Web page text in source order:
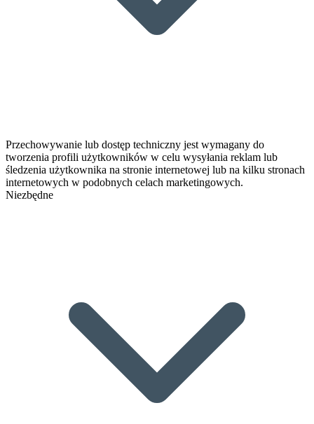
Przechowywanie lub dostęp techniczny jest wymagany do
tworzenia profili użytkowników w celu wysyłania reklam lub
śledzenia użytkownika na stronie internetowej lub na kilku stronach
internetowych w podobnych celach marketingowych.
Niezbędne